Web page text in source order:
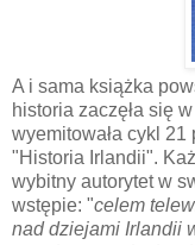
A i sama książka
historia zaczęła się
wyemitowała cykl 21
"Historia Irlandii".
wybitny autorytet w
wstępie: "celem
nad dziejami Irlandii